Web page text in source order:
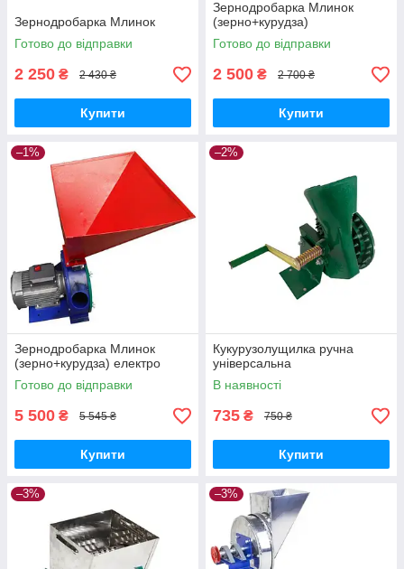
Зернодробарка Млинок
Готово до відправки
2 250 ₴ 2 430 ₴
Купити
Зернодробарка Млинок
(зерно+курудза)
Готово до відправки
2 500 ₴ 2 700 ₴
Купити
–1%
Зернодробарка Млинок
(зерно+курудза) електро
Готово до відправки
5 500 ₴ 5 545 ₴
Купити
–2%
Кукурузолущилка ручна
універсальна
В наявності
735 ₴ 750 ₴
Купити
–3% –3%